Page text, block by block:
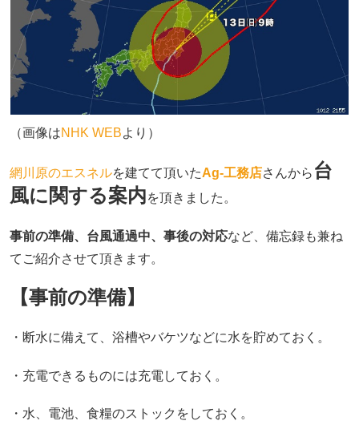
（画像はNHK WEBより）
網川原のエスネルを建てて頂いたAg-工務店さんから 台
風に関する案内を頂きました。
事前の準備、台風通過中、事後の対応など、備忘録も兼ね
てご紹介させて頂きます。
【事前の準備】
・断水に備えて、浴槽やバケツなどに水を貯めておく。
・充電できるものには充電しておく。
・水、電池、食糧のストックをしておく。